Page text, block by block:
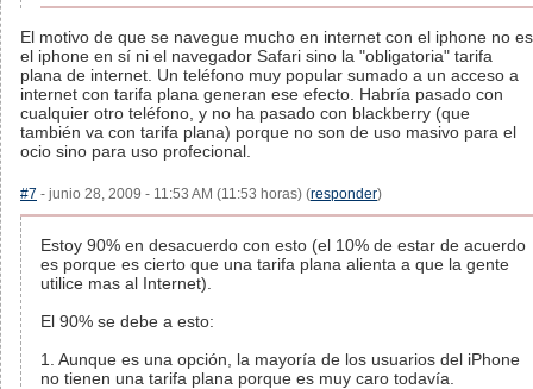
El motivo de que se navegue mucho en internet con el iphone no es
el iphone en sí ni el navegador Safari sino la "obligatoria" tarifa
plana de internet. Un teléfono muy popular sumado a un acceso a
internet con tarifa plana generan ese efecto. Habría pasado con
cualquier otro teléfono, y no ha pasado con blackberry (que
también va con tarifa plana) porque no son de uso masivo para el
ocio sino para uso profecional.
#7 - junio 28, 2009 - 11:53 AM (11:53 horas) (responder)
Estoy 90% en desacuerdo con esto (el 10% de estar de acuerdo
es porque es cierto que una tarifa plana alienta a que la gente
utilice mas al Internet).
El 90% se debe a esto:
1. Aunque es una opción, la mayoría de los usuarios del iPhone
no tienen una tarifa plana porque es muy caro todavía.